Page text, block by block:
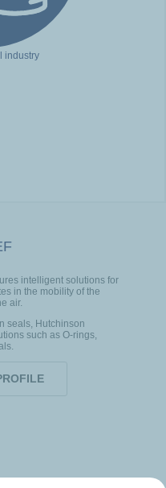
industry
intelligent solutions for
in the mobility of the
air.
seals, Hutchinson
such as O-rings,